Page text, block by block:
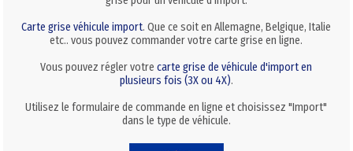
Carte grise véhicule import. Que ce soit en Allemagne, Belgique, Italie
etc.. vous pouvez commander votre carte grise en ligne.
Vous pouvez régler votrecarte grise de véhicule d'import en
plusieurs fois (3X ou 4X).
Utilisez le formulaire de commande en ligne et choisissez "Import"
dans le type de véhicule.